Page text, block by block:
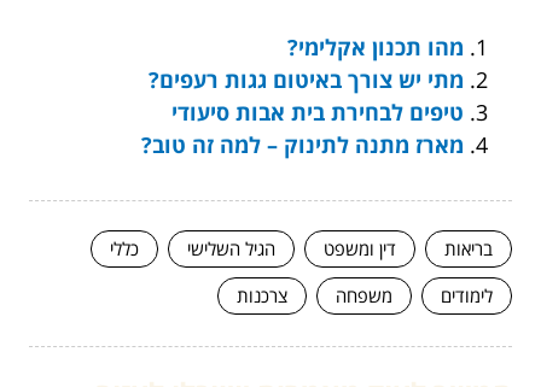
מהו תכנון אקלימי?
מתי יש צורך באיטום גגות רעפים?
טיפים לבחירת בית אבות סיעודי
מארז מתנה לתינוק – למה זה טוב?
בריאות דין ומשפט הגיל השלישי
כללי
לימודים
משפחה צרכנות